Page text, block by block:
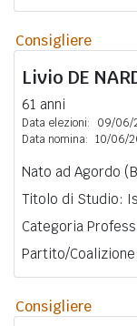
Consigliere
Livio DE
61 anni
Data elezioni:
09/06/
Data nomina: 10/06/
Nato ad Agordo
Titolo di Studio:
Categoria
Partito/
Consigliere